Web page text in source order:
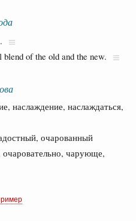
of the old and the new.
наслаждение, наслаждаться,
очарованный
чарующе,